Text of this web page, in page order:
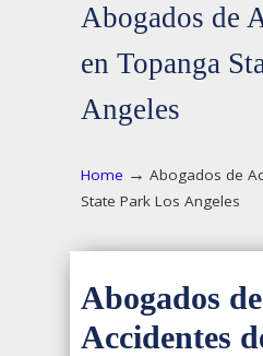
Abogados de
en Topanga
Angeles
Home → Abogados de
State Park Los Angeles
Abogados de
Accidentes